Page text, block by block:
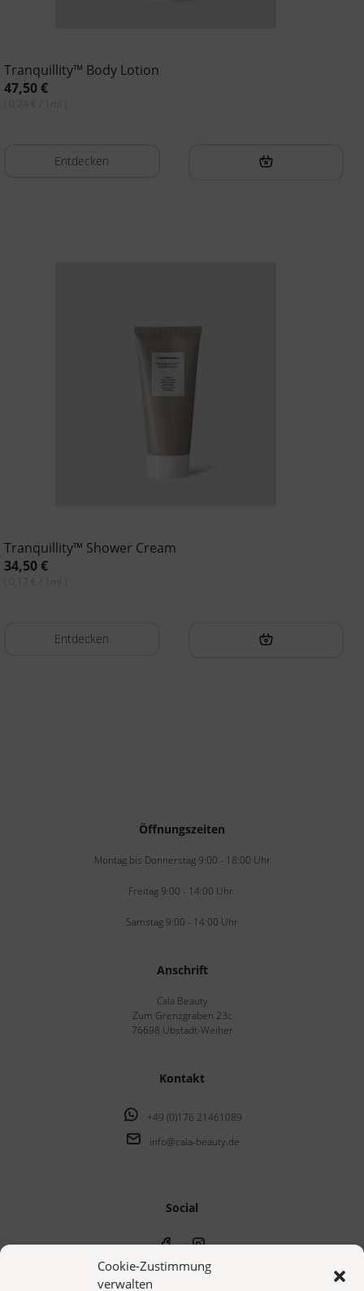
Cookie-Zustimmung
verwalten
Tranquillity™ Body Lotion
47,50€
( 0,24 € / 1ml )
Entdecken
Tranquillity™ Shower Cream
34,50€
( 0,17 € / 1ml )
Entdecken
Öffnungszeiten
Montag bis Donnerstag 9:00 - 18:00 Uhr
Freitag 9:00 - 14:00 Uhr
Samstag 9:00 - 14:00 Uhr
Anschrift
Cala Beauty
Zum Grenzgraben 23c
76698 Ubstadt-Weiher
Kontakt
+49 (0)176 21461089
info@cala-beauty.de
Social